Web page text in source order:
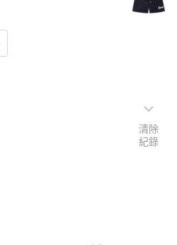
清除
紀錄